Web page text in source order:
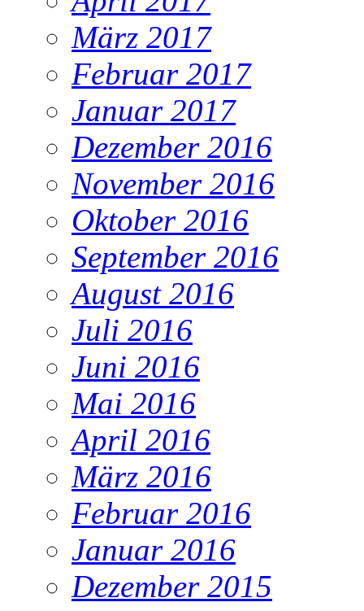
März 2017
Februar 2017
Januar 2017
Dezember 2016
November 2016
Oktober 2016
September 2016
August 2016
Juli 2016
Juni 2016
Mai 2016
April 2016
März 2016
Februar 2016
Januar 2016
Dezember 2015